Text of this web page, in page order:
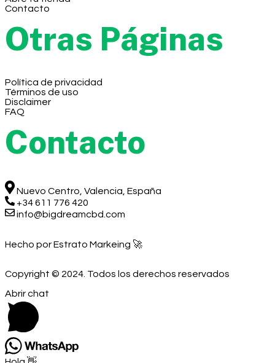
Contacto
Otras Páginas
Política de privacidad
Términos de uso
Disclaimer
FAQ
Contacto
Nuevo Centro, Valencia, España
+34 611 776 420
info@bigdreamcbd.com
Hecho por Estrato Markeing 🚀
Copyright © 2024. Todos los derechos reservados
Abrir chat